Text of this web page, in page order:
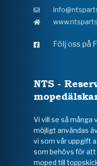
Följ oss på
NTS -
Vi vill se så
möjligt användas
vi som vår uppgift
som behövs för att
moped till